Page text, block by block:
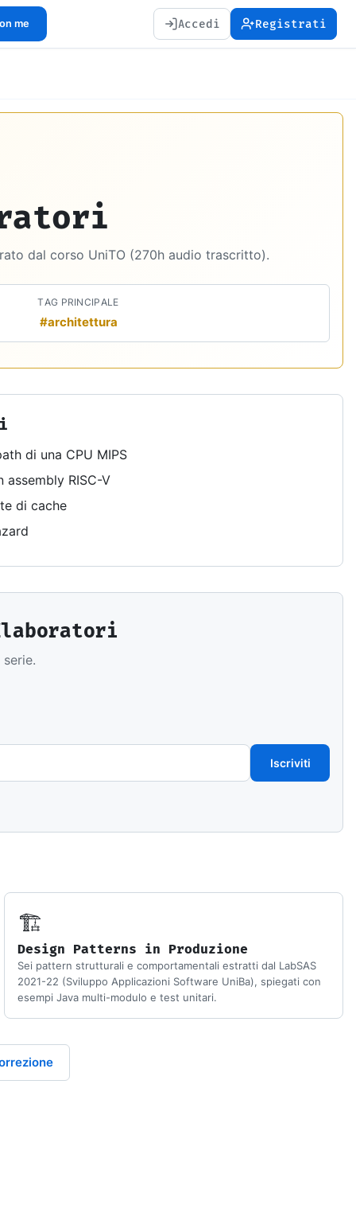
Accedi Registrati
me
dal corso UniTO (270h audio trascritto).
TAG PRINCIPALE
#architettura
di una CPU MIPS
RISC-V
di cache
Iscriviti
🏗️
Design Patterns in Produzione
Sei pattern strutturali e comportamentali estratti dal LabSAS
2021-22 (Sviluppo Applicazioni Software UniBa), spiegati con
esempi Java multi-modulo e test unitari.